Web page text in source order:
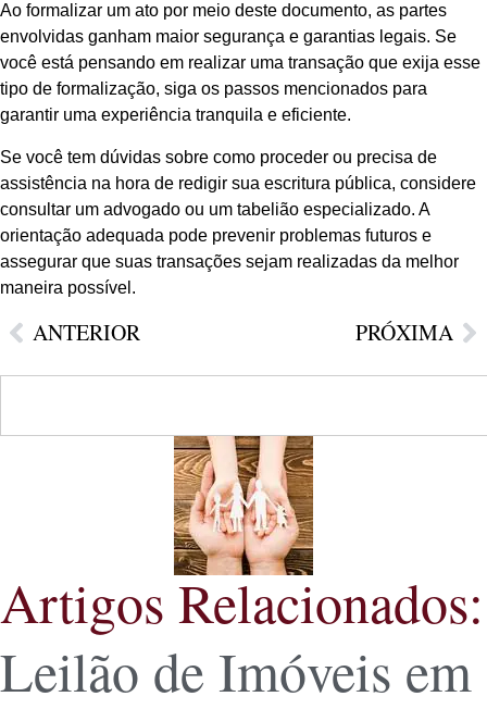
Ao formalizar um ato por meio deste documento, as partes
envolvidas ganham maior segurança e garantias legais. Se
você está pensando em realizar uma transação que exija esse
tipo de formalização, siga os passos mencionados para
garantir uma experiência tranquila e eficiente.
Se você tem dúvidas sobre como proceder ou precisa de
assistência na hora de redigir sua escritura pública, considere
consultar um advogado ou um tabelião especializado. A
orientação adequada pode prevenir problemas futuros e
assegurar que suas transações sejam realizadas da melhor
maneira possível.
ANTERIOR PRÓXIMA
Artigos Relacionados:
Leilão de Imóveis em